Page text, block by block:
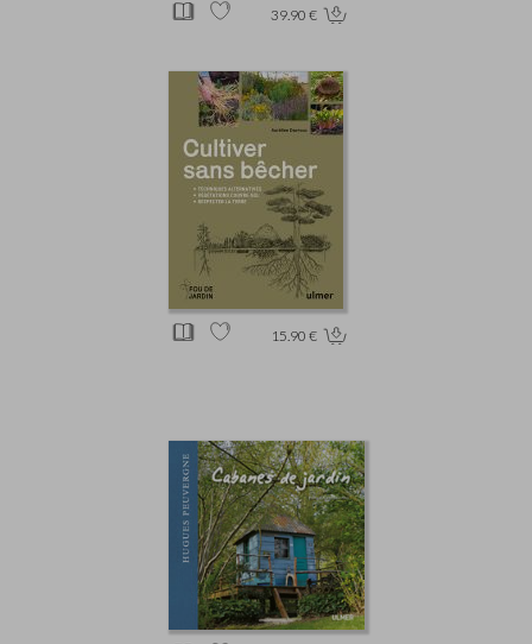
39.90 €
15.90 €